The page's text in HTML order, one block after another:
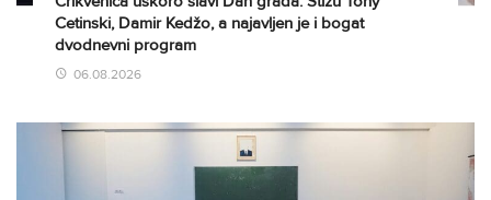
Cetinski, Damir Kedžo, a najavljen je i bogat
dvodnevni program
06.08.2026